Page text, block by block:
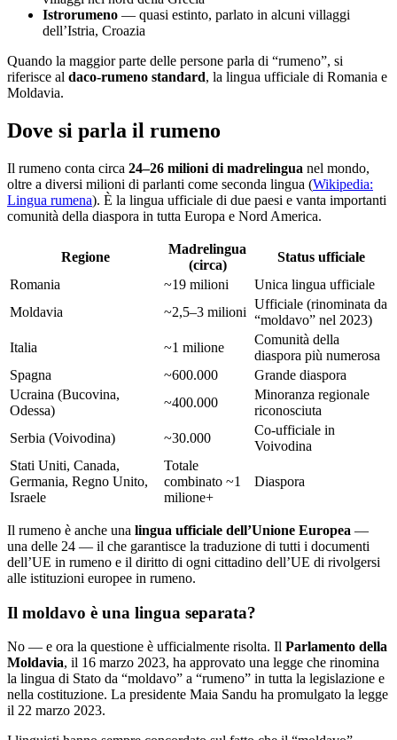
Istrorumeno — quasi estinto, parlato in alcuni villaggi
dell’Istria, Croazia
Quando la maggior parte delle persone parla di “rumeno”, si
riferisce al daco-rumeno standard, la lingua ufficiale di Romania e
Moldavia.
Dove si parla il rumeno
Il rumeno conta circa 24–26 milioni di madrelingua nel mondo,
oltre a diversi milioni di parlanti come seconda lingua (Wikipedia:
Lingua rumena). È la lingua ufficiale di due paesi e vanta importanti
comunità della diaspora in tutta Europa e Nord America.
Regione
Madrelingua
(circa)
Status ufficiale
Romania
~19 milioni
Unica lingua ufficiale
Moldavia
~2,5–3 milioni
Ufficiale (rinominata da
“moldavo” nel 2023)
Italia
~1 milione
Comunità della
diaspora più numerosa
Spagna
~600.000
Grande diaspora
Ucraina (Bucovina,
Odessa)
~400.000
Minoranza regionale
riconosciuta
Serbia (Voivodina)
~30.000
Co-ufficiale in
Voivodina
Stati Uniti, Canada,
Germania, Regno Unito,
Israele
Totale
combinato ~1
milione+
Diaspora
Il rumeno è anche una lingua ufficiale dell’Unione Europea —
una delle 24 — il che garantisce la traduzione di tutti i documenti
dell’UE in rumeno e il diritto di ogni cittadino dell’UE di rivolgersi
alle istituzioni europee in rumeno.
Il moldavo è una lingua separata?
No — e ora la questione è ufficialmente risolta. Il Parlamento della
Moldavia, il 16 marzo 2023, ha approvato una legge che rinomina
la lingua di Stato da “moldavo” a “rumeno” in tutta la legislazione e
nella costituzione. La presidente Maia Sandu ha promulgato la legge
il 22 marzo 2023.